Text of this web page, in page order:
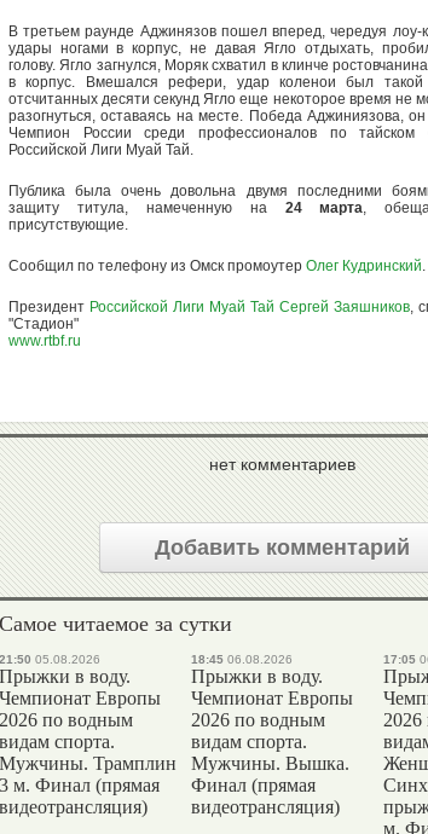
В третьем раунде Аджинязов пошел вперед, чередуя лоу-
удары ногами в корпус, не давая Ягло отдыхать,
голову. Ягло загнулся, Моряк схватил в клинче
в корпус. Вмешался рефери, удар коленои был
отсчитанных десяти секунд Ягло еще некоторое время не
разогнуться, оставаясь на месте. Победа Аджиниязова,
Чемпион России среди профессионалов по тайском
Российской Лиги Муай Тай.
Публика была очень довольна двумя последними
защиту титула, намеченную на 24 марта,
присутствующие.
Сообщил по телефону из Омск промоутер Олег Кудринский.
Президент Российской Лиги Муай Тай Сергей Заяшников,
"Стадион"
www.rtbf.ru
нет комментариев
Добавить комментарий
Самое читаемое за сутки
21:50 05.08.2026
Прыжки в воду.
Чемпионат Европы
2026 по водным
видам спорта.
Мужчины. Трамплин
3 м. Финал (прямая
видеотрансляция)
18:45 06.08.2026
Прыжки в воду.
Чемпионат Европы
2026 по водным
видам спорта.
Мужчины. Вышка.
Финал (прямая
видеотрансляция)
17:05
м.